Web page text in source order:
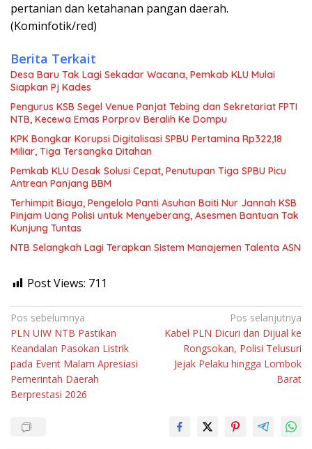
pertanian dan ketahanan pangan daerah.
(Kominfotik/red)
Berita Terkait
Desa Baru Tak Lagi Sekadar Wacana, Pemkab KLU Mulai
Siapkan Pj Kades
Pengurus KSB Segel Venue Panjat Tebing dan Sekretariat FPTI
NTB, Kecewa Emas Porprov Beralih Ke Dompu
KPK Bongkar Korupsi Digitalisasi SPBU Pertamina Rp322,18
Miliar, Tiga Tersangka Ditahan
Pemkab KLU Desak Solusi Cepat, Penutupan Tiga SPBU Picu
Antrean Panjang BBM
Terhimpit Biaya, Pengelola Panti Asuhan Baiti Nur Jannah KSB
Pinjam Uang Polisi untuk Menyeberang, Asesmen Bantuan Tak
Kunjung Tuntas
NTB Selangkah Lagi Terapkan Sistem Manajemen Talenta ASN
Post Views: 711
Navigasi
pos
Pos sebelumnya
PLN UIW NTB Pastikan
Keandalan Pasokan Listrik
pada Event Malam Apresiasi
Pemerintah Daerah
Berprestasi 2026
Pos selanjutnya
Kabel PLN Dicuri dan Dijual ke
Rongsokan, Polisi Telusuri
Jejak Pelaku hingga Lombok
Barat